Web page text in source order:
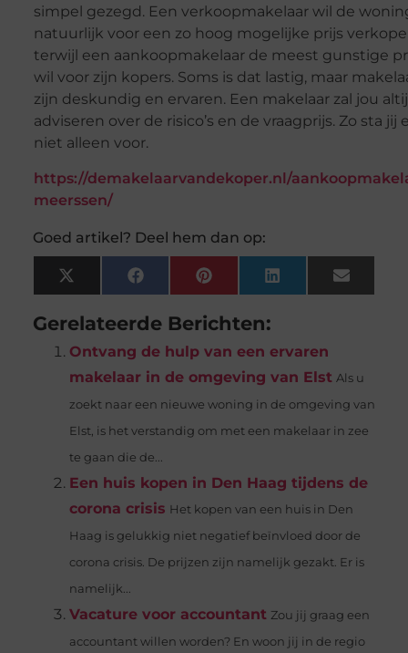
simpel gezegd. Een verkoopmakelaar wil de
natuurlijk voor een zo hoog mogelijke prijs
terwijl een aankoopmakelaar de meest gunstige
wil voor zijn kopers. Soms is dat lastig, maar
zijn deskundig en ervaren. Een makelaar zal jou
adviseren over de risico’s en de vraagprijs. Zo sta jij
niet alleen voor.
https://demakelaarvandekoper.nl/
meerssen/
Goed artikel? Deel hem dan op:
X
(Twitter)
FacebookPinterestLinkedInEmail
Gerelateerde Berichten:
Ontvang de hulp van een ervaren
makelaar in de omgeving van Elst Als u
zoekt naar een nieuwe woning in de omgeving van
Elst, is het verstandig om met een makelaar in zee
te gaan die de...
Een huis kopen in Den Haag tijdens de
corona crisis Het kopen van een huis in Den
Haag is gelukkig niet negatief beïnvloed door de
corona crisis. De prijzen zijn namelijk gezakt. Er is
namelijk...
Vacature voor accountant Zou jij graag een
accountant willen worden? En woon jij in de regio